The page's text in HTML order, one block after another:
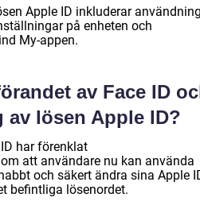
Apple ID inkluderar
på enheten och
My-appen.
av Face ID
av lösen Apple ID?
har förenklat
att användare nu kan använda
och säkert ändra sina Apple
befintliga lösenordet.